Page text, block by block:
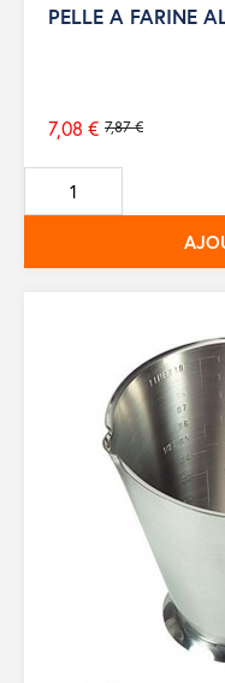
PELLE A FARINE
Prix
de
base
7,87 €
7,08 €